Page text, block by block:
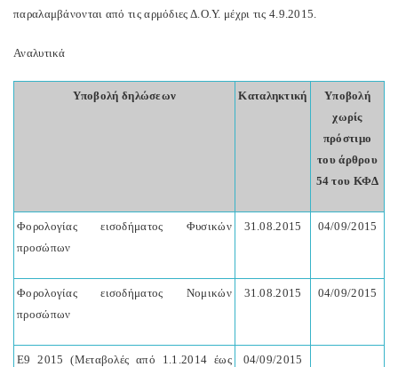
παραλαμβάνονται από τις αρμόδιες Δ.Ο.Υ. μέχρι τις 4.9.2015.
Αναλυτικά
Υποβολή δηλώσεων Καταληκτική
Υποβολή
χωρίς
πρόστιμο
του άρθρου
54 του ΚΦΔ
Φορολογίας εισοδήματος Φυσικών
προσώπων
31.08.2015 04/09/2015
Φορολογίας εισοδήματος Νομικών
προσώπων
31.08.2015 04/09/2015
Ε9 2015 (Μεταβολές από 1.1.2014 έως 04/09/2015